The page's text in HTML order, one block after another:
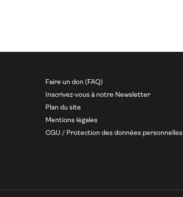
Faire un don (FAQ)
Inscrivez-vous à notre Newsletter
Plan du site
Mentions légales
CGU / Protection des données personnelles